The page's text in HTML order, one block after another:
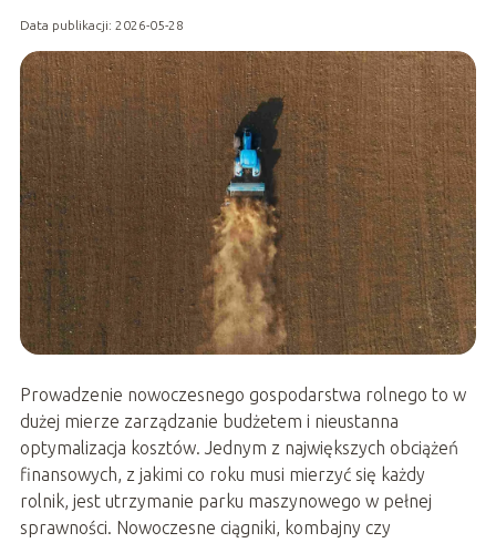
Data publikacji: 2026-05-28
Prowadzenie nowoczesnego gospodarstwa rolnego to w
dużej mierze zarządzanie budżetem i nieustanna
optymalizacja kosztów. Jednym z największych obciążeń
finansowych, z jakimi co roku musi mierzyć się każdy
rolnik, jest utrzymanie parku maszynowego w pełnej
sprawności. Nowoczesne ciągniki, kombajny czy